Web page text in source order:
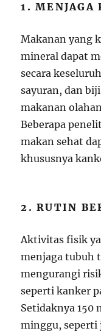
1. MENJAGA
Makanan yang
mineral dapat
secara
sayuran, dan
makanan
Beberapa
makan sehat
khususnya
2. RUTIN
Aktivitas fisik
menjaga tubuh
mengurangi
seperti kanker
Setidaknya 150
minggu, seperti